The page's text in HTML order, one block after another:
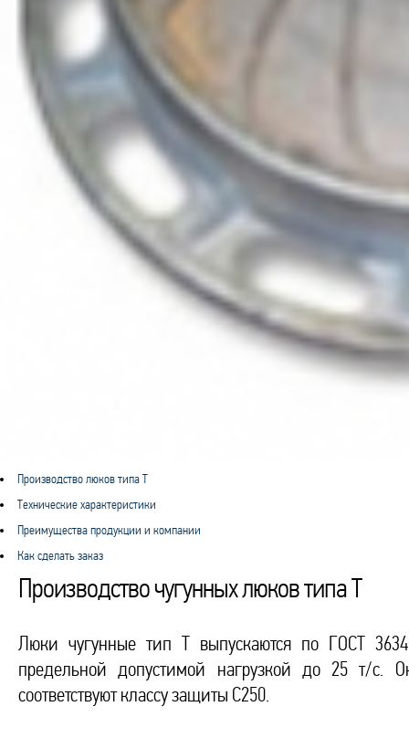
Производство люков типа Т
Технические характеристики
Преимущества продукции и компании
Как сделать заказ
Производство чугунных люков типа Т
Люки чугунные тип Т выпускаются по ГОСТ
предельной допустимой нагрузкой до 25 т/с.
соответствуют классу защиты С250.